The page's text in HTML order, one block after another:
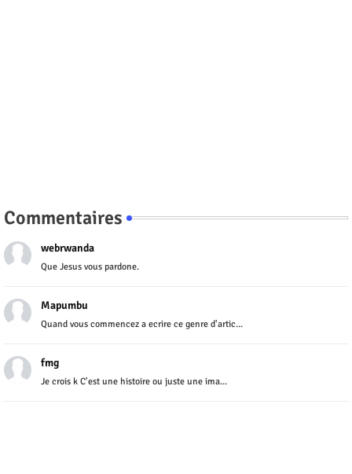
Commentaires
webrwanda
Que Jesus vous pardone.
Mapumbu
Quand vous commencez a ecrire ce genre d'artic...
fmg
Je crois k C'est une histoire ou juste une ima...